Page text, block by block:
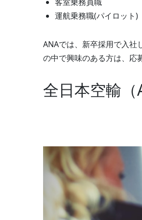
運航乗務職(パイロット)
ANAでは、新卒採用で入社
の中で興味のある方は、応
全日本空輸